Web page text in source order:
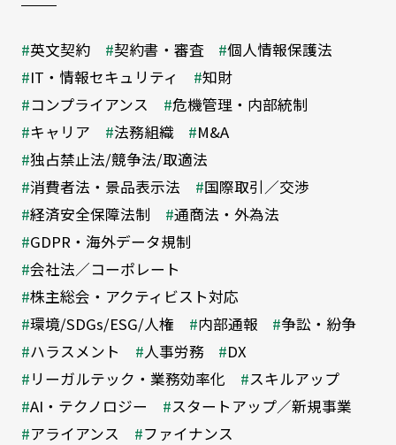
英文契約 契約書・審査
個人情報保護法
IT・情報セキュリティ
知財
コンプライアンス
危機管理・内部統制
キャリア
法務組織
M&A
独占禁止法/競争法/取適法
消費者法・景品表示法
国際取引／交渉
経済安全保障法制
通商法・外為法
GDPR・海外データ規制
会社法／コーポレート
株主総会・アクティビスト対応
環境/SDGs/ESG/人権
内部通報
争訟・紛争
ハラスメント
人事労務
DX
リーガルテック・業務効率化
スキルアップ
AI・テクノロジー
スタートアップ／新規事業
アライアンス
ファイナンス